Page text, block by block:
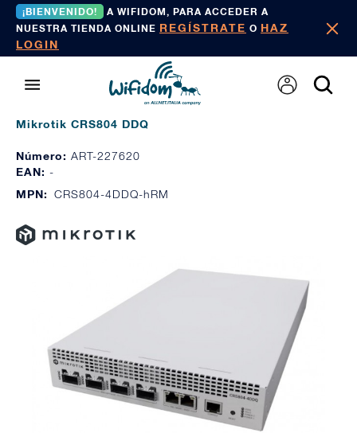
¡BIENVENIDO!
A WIFIDOM, PARA ACCEDER A
NUESTRA TIENDA ONLINE REGÍSTRATE O HAZ
LOGIN
Mikrotik CRS804 DDQ
Número: ART-227620
EAN: -
MPN: CRS804-4DDQ-hRM